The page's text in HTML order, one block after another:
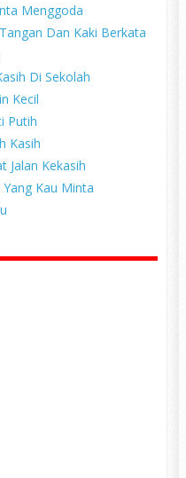
Menggoda
Dan Kaki Berkata
Di Sekolah
Kecil
Putih
Kasih
Jalan Kekasih
Kau Minta